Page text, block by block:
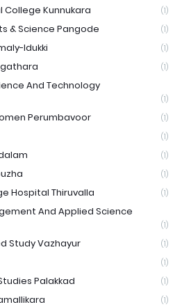
College Kunnukara (1)
& Science Pangode (1)
Idukki (1)
(1)
And Technology
(1)
Perumbavoor (1)
(1)
(1)
(1)
Hospital Thiruvalla (1)
And Applied Science
(1)
Study Vazhayur (1)
(1)
Palakkad (1)
(1)